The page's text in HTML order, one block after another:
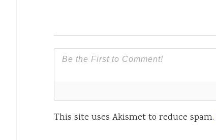
This site uses Akismet to reduce spam.